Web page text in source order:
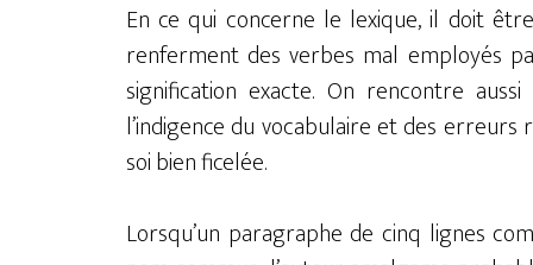
En ce qui concerne le lexique, il doit
renferment des verbes mal employés
signification exacte. On rencontre
l’indigence du vocabulaire et des
soi bien ficelée.
Lorsqu’un paragraphe de cinq lignes